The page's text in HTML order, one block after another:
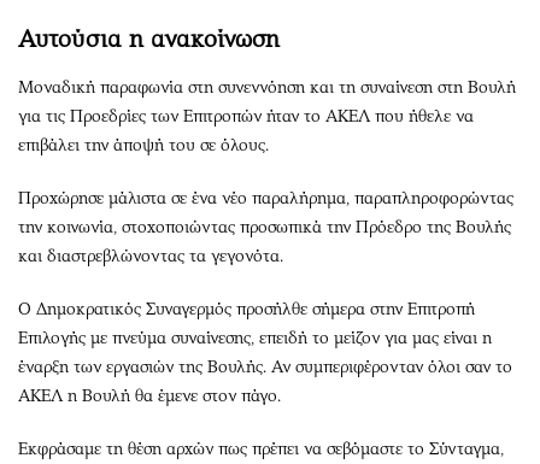
Αυτούσια η ανακοίνωση
Μοναδική παραφωνία στη συνεννόηση και τη συναίνεση στη Βουλή
για τις Προεδρίες των Επιτροπών ήταν το ΑΚΕΛ που ήθελε να
επιβάλει την άποψή του σε όλους.
Προχώρησε μάλιστα σε ένα νέο παραλήρημα, παραπληροφορώντας
την κοινωνία, στοχοποιώντας προσωπικά την Πρόεδρο της Βουλής
και διαστρεβλώνοντας τα γεγονότα.
Ο Δημοκρατικός Συναγερμός προσήλθε σήμερα στην Επιτροπή
Επιλογής με πνεύμα συναίνεσης, επειδή το μείζον για μας είναι η
έναρξη των εργασιών της Βουλής. Αν συμπεριφέρονταν όλοι σαν το
ΑΚΕΛ η Βουλή θα έμενε στον πάγο.
Εκφράσαμε τη θέση αρχών πως πρέπει να σεβόμαστε το Σύνταγμα,